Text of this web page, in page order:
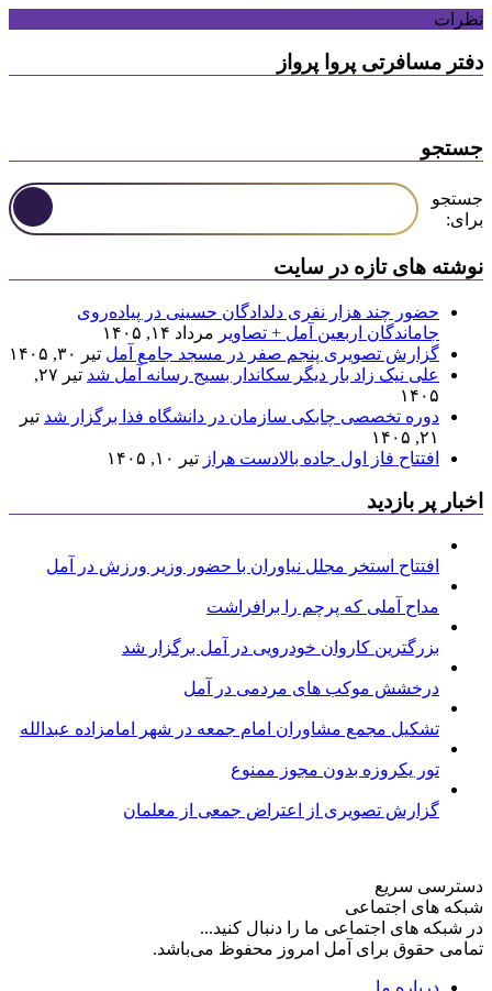
نظرات
دفتر مسافرتی پروا پرواز
جستجو
جستجو
برای:
نوشته های تازه در سایت
حضور چند هزار نفری دلدادگان حسینی در پیاده‌روی
جاماندگان اربعین آمل + تصاویر مرداد ۱۴, ۱۴۰۵
گزارش تصویری پنجم صفر در مسجد جامع آمل تیر ۳۰, ۱۴۰۵
علی نیک زاد بار دیگر سکاندار بسیج رسانه آمل شد
تیر ۲۷,
۱۴۰۵
دوره تخصصی چابکی سازمان در دانشگاه فذا برگزار شد تیر
۲۱, ۱۴۰۵
افتتاح فاز اول جاده بالادست هراز تیر ۱۰, ۱۴۰۵
اخبار پر بازدید
افتتاح استخر مجلل نیاوران با حضور وزیر ورزش در آمل
مداح آملی که پرچم را برافراشت
بزرگترین کاروان خودرویی در آمل برگزار شد
درخشش موکب های مردمی در آمل
تشکیل مجمع مشاوران امام جمعه در شهر امامزاده عبدالله
تور یکروزه بدون مجوز ممنوع
گزارش تصویری از اعتراض جمعی از معلمان
دسترسی سریع
شبکه های اجتماعی
در شبکه های اجتماعی ما را دنبال کنید...
تمامی حقوق برای آمل امروز محفوظ می‌باشد.
درباره ما